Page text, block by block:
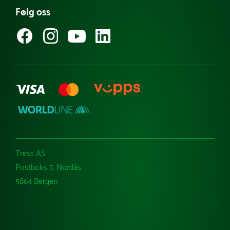
Guider & tips
Kataloger
Varemerker
Følg oss
Tress AS
Postboks 7, Nordås
5864 Bergen